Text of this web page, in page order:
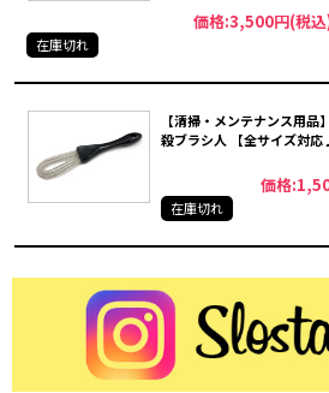
価格:3,500円(税
在庫切れ
【清掃・メンテナンス用
殺ブラシ人 【全サイズ対応
価格
在庫切れ